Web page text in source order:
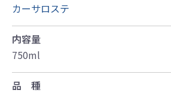
カーサロステ
内容量
750ml
品 種